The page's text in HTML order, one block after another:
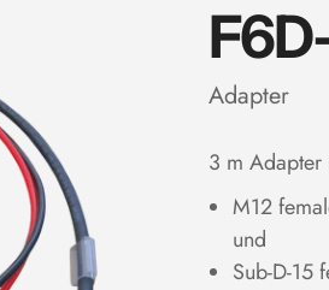
Adapter
3 m Adapter
M12
und
Sub-D-15